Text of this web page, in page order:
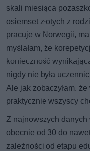
skali miesiąca
osiemset złotych z
pracuje w Norwegii,
myślałam, że
konieczność
nigdy nie była
Ale jak zobaczyłam,
praktycznie wszyscy
Z najnowszych
obecnie od 30 do
zależności od etapu